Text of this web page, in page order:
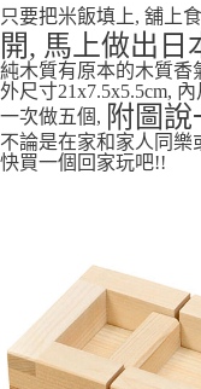
付款後7-11取貨
每筆NT$65，滿
宅配
每筆NT$100，滿
只要把米飯填上, 舖上
開, 馬上做出日
純木質有原本的木質香
外尺寸21x7.5x5.5cm,
一次做五個, 附圖
不論是在家和家人同樂
快買一個回家玩吧!!